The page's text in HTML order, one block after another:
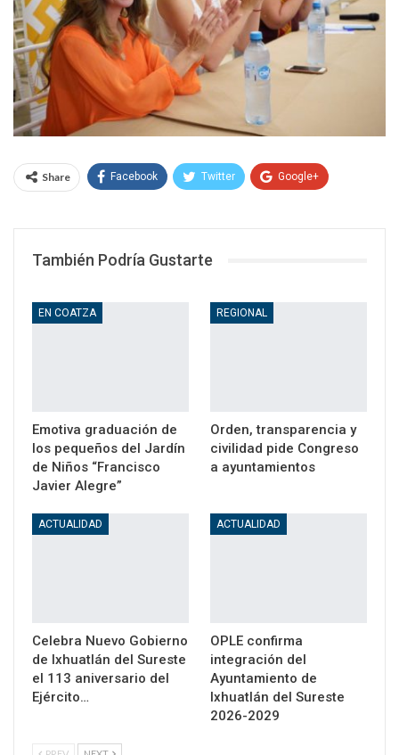
Share Facebook Twitter Google+
También Podría Gustarte
EN COATZA
Emotiva graduación de
los pequeños del Jardín
de Niños “Francisco
Javier Alegre”
REGIONAL
Orden, transparencia y
civilidad pide Congreso
a ayuntamientos
ACTUALIDAD
Celebra Nuevo Gobierno
de Ixhuatlán del Sureste
el 113 aniversario del
Ejército…
ACTUALIDAD
OPLE confirma
integración del
Ayuntamiento de
Ixhuatlán del Sureste
2026-2029